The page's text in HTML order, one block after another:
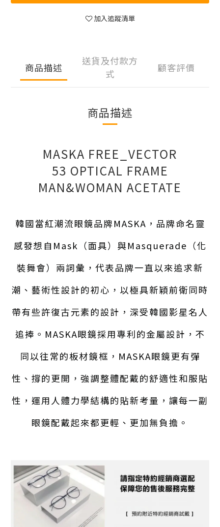
加入追蹤清單
商品描述
送貨及付款方
式
顧客評價
商品描述
MASKA FREE_VECTOR
53 OPTICAL FRAME
MAN&WOMAN ACETATE
韓國當紅潮流眼鏡品牌MASKA，品牌命名靈
感發想自Mask（面具）與Masquerade（化
裝舞會）兩詞彙，代表品牌一直以來追求新
潮、藝術性設計的初心，以極具新穎前衛同時
帶有些許復古元素的設計，深受韓國影星名人
追捧。MASKA眼鏡採用專利的金屬設計，不
同以往常的板材鏡框，MASKA眼鏡更有彈
性、撐的更開，強調整體配戴的舒適性和服貼
性，運用人體力學結構的貼新考量，讓每一副
眼鏡配戴起來都更輕、更加無負擔。